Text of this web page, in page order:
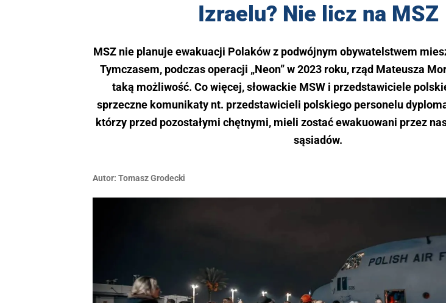
Izraelu? Nie licz na MSZ
MSZ nie planuje ewakuacji Polaków z podwójnym obywatelstwem
Tymczasem, podczas operacji „Neon” w 2023 roku, rząd Mateusza
taką możliwość. Co więcej, słowackie MSW i przedstawiciele
sprzeczne komunikaty nt. przedstawicieli polskiego personelu
którzy przed pozostałymi chętnymi, mieli zostać ewakuowani przez
sąsiadów.
Autor: Tomasz Grodecki